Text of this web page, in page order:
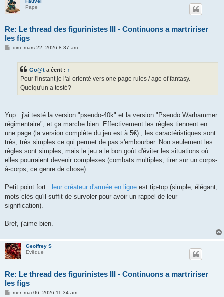
Pape
Re: Le thread des figurinistes III - Continuons a martririser
les figs
Mdim. mars 22, 2026 8:37 am
Go@t a écrit : ↑
Pour l'instant je l'ai orienté vers one page rules / age of fantasy.
Quelqu'un a testé?
Yup : j'ai testé la version "pseudo-40k" et la version "Pseudo Warhammer
régimentaire", et ça marche bien. Effectivement les règles tiennent en
une page (la version complète du jeu est à 5€) ; les caractéristiques sont
très, très simples ce qui permet de pas s'embourber. Non seulement les
règles sont simples, mais le jeu a le bon goût d'éviter les situations où
elles pourraient devenir complexes (combats multiples, tirer sur un corps-
à-corps, ce genre de chose).
Petit point fort : leur créateur d'armée en ligne est tip-top (simple, élégant,
mots-clés qu'il suffit de survoler pour avoir un rappel de leur
signification).
Bref, j'aime bien.
Geoffrey S
Evêque
Re: Le thread des figurinistes III - Continuons a martririser
les figs
Mmer. mai 06, 2026 11:34 am